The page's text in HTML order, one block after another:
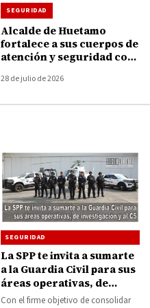
SEGURIDAD
Alcalde de Huetamo
fortalece a sus cuerpos de
atención y seguridad con
28 de julio de 2026
SEGURIDAD
La SPP te invita a sumarte
a la Guardia Civil para sus
áreas operativas, de
investigación y al C5
Con el firme objetivo de consolidar